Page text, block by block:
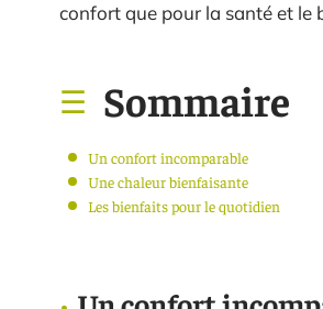
confort que pour la santé et le
Sommaire
Un confort incomparable
Une chaleur bienfaisante
Les bienfaits pour le quotidien